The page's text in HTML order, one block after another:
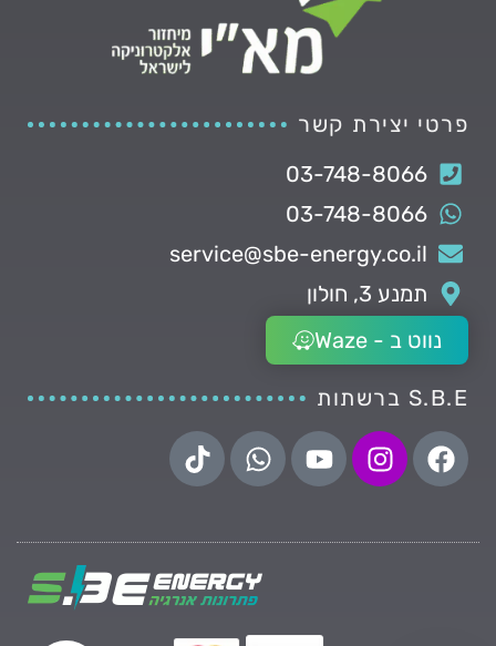
פרטי יצירת קשר
03-748-8066
03-748-8066
service@sbe-energy.co.il
תמנע 3, חולון
נווט ב - Waze
S.B.E ברשתות